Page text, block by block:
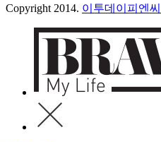
Copyright 2014. 이투데이피엔씨